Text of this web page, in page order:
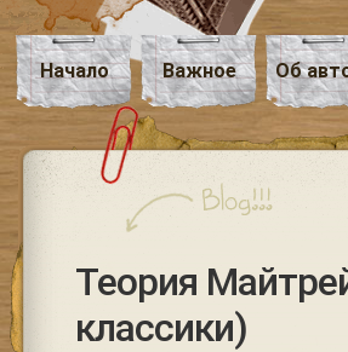
Начало Важное Об
Теория
классики)